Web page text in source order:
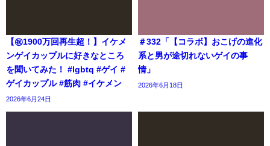
【㊗️1900万回再生超！】イケメ
ンゲイカップルに好きなところ
を聞いてみた！ #lgbtq #ゲイ #
ゲイカップル #筋肉 #イケメン
2026年6月24日
＃332「【コラボ】おこげの進化
系と男が途切れないゲイの事
情」
2026年6月18日